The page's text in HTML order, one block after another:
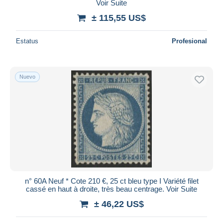
Voir Suite
± 115,55 US$
Estatus Profesional
Nuevo
n° 60A Neuf * Cote 210 €, 25 ct bleu type I Variété filet
cassé en haut à droite, très beau centrage. Voir Suite
± 46,22 US$